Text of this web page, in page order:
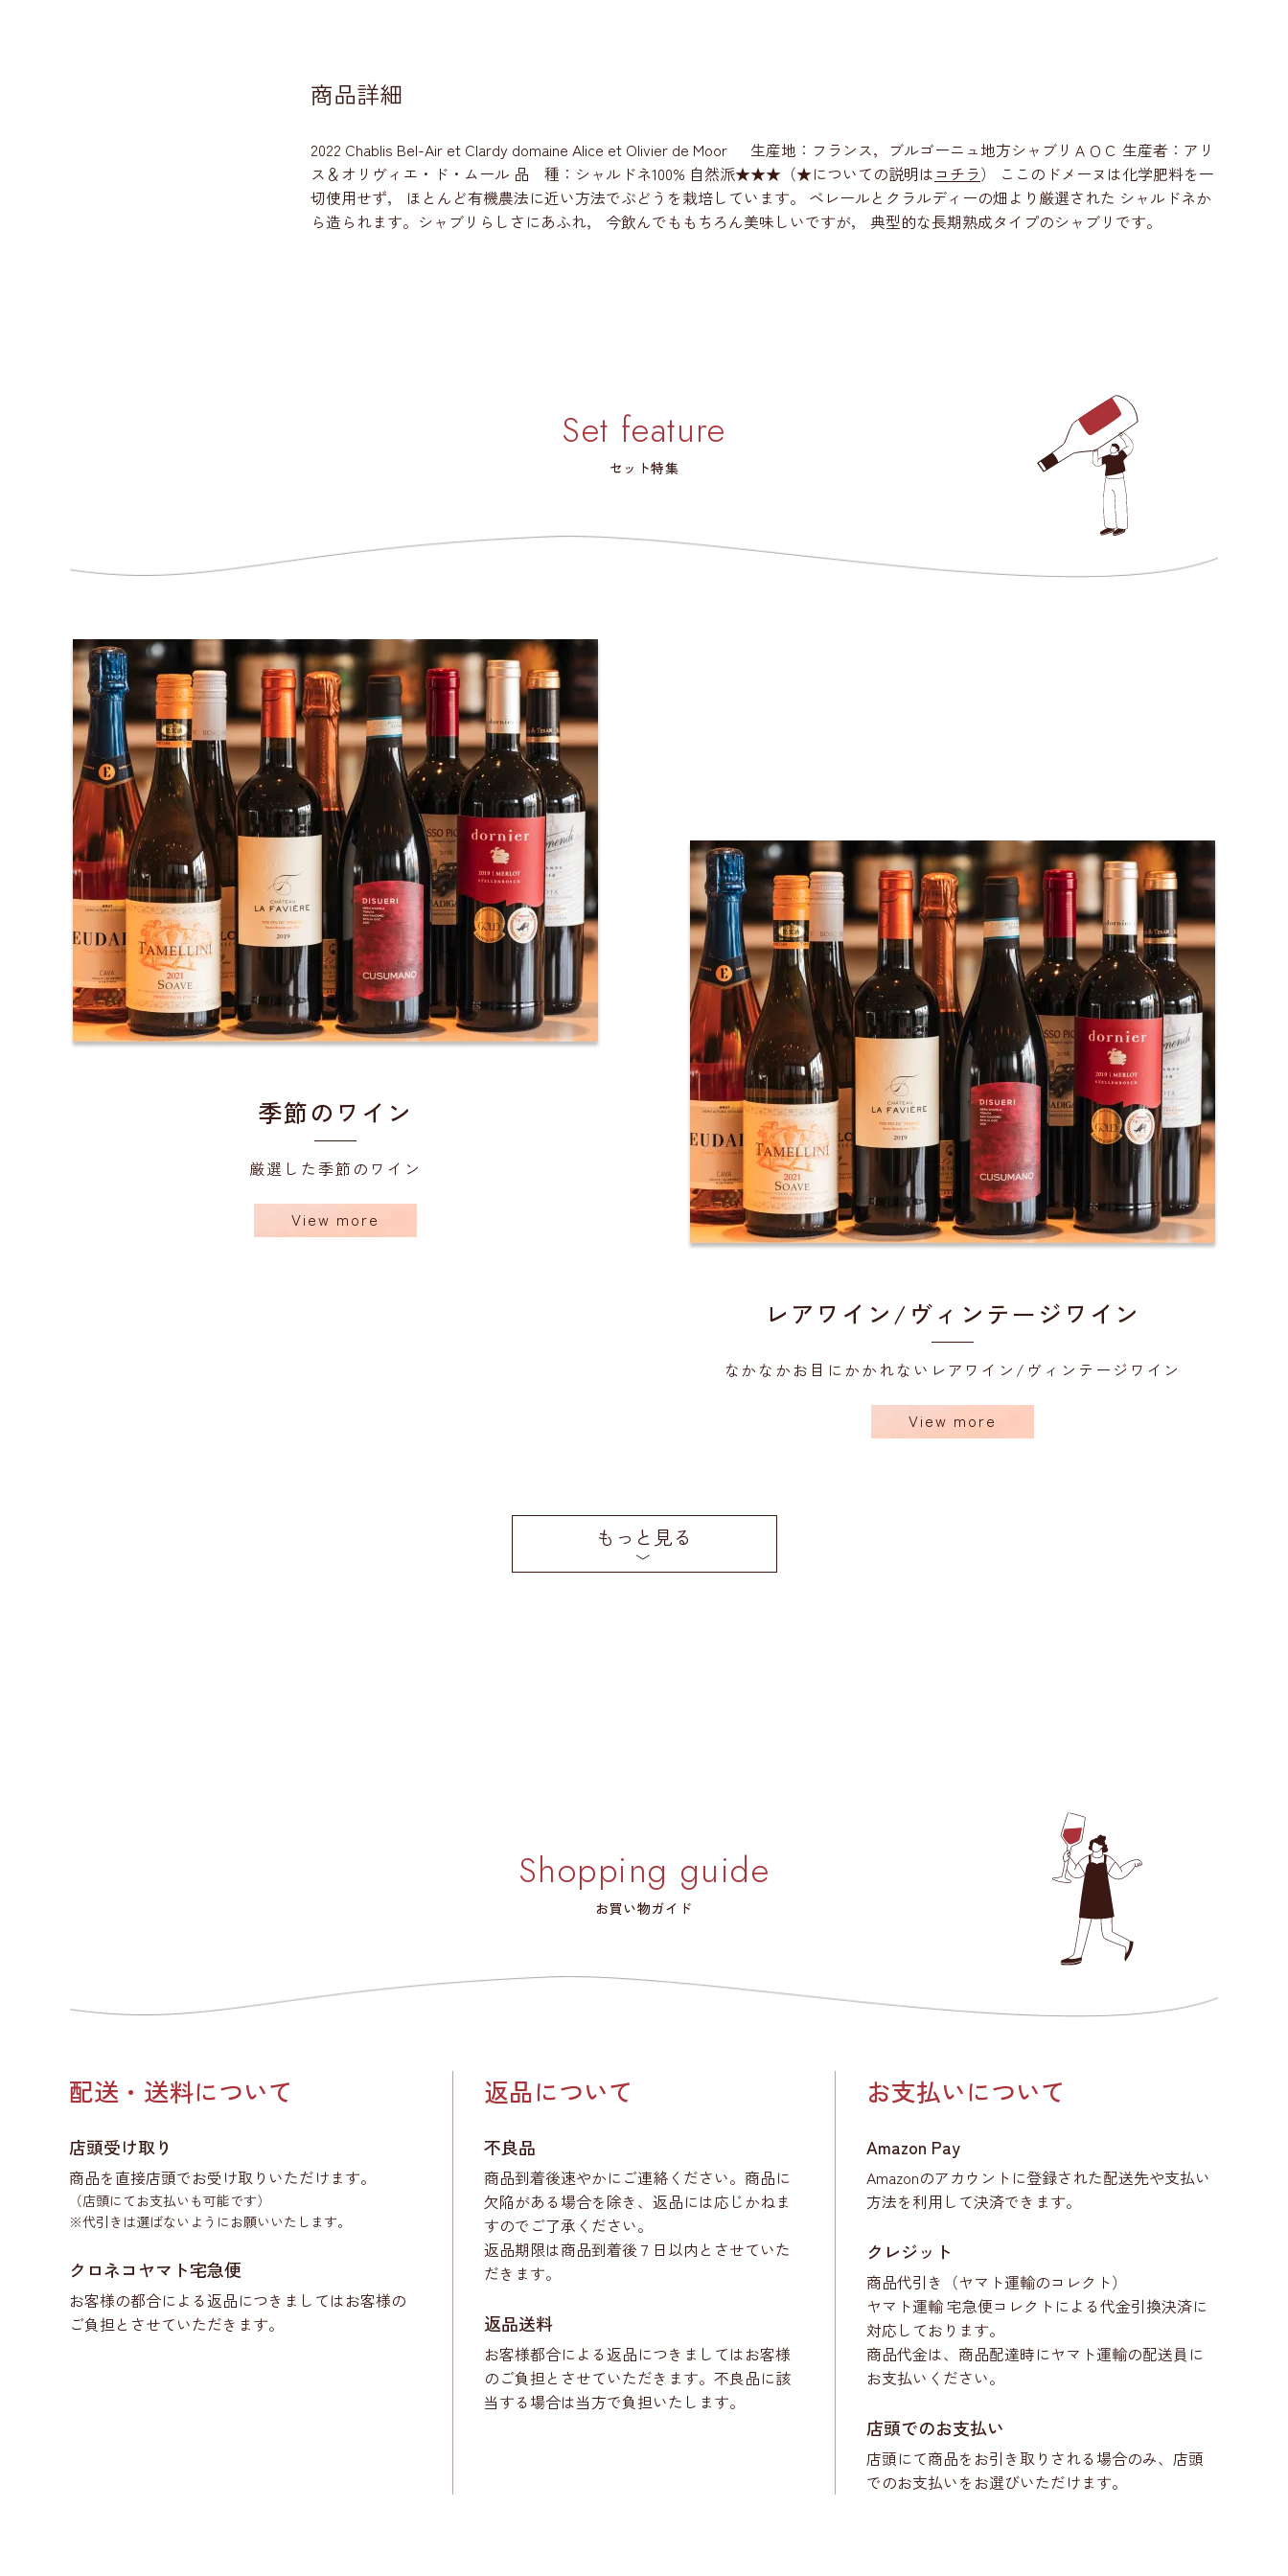
商品詳細
2022 Chablis Bel-Air et Clardy domaine Alice et Olivier de Moor 生産地：フランス，ブルゴーニュ地方シャブリＡＯＣ 生産者：アリ
ス＆オリヴィエ・ド・ムール 品 種：シャルドネ100% 自然派★★★（★についての説明はコチラ） ここのドメーヌは化学肥料を一
切使用せず， ほとんど有機農法に近い方法でぶどうを栽培しています。 ベレールとクラルディーの畑より厳選された シャルドネか
ら造られます。シャブリらしさにあふれ， 今飲んでももちろん美味しいですが， 典型的な長期熟成タイプのシャブリです。
Set feature
セット特集
季節のワイン
厳選した季節のワイン
View more
レアワイン/ヴィンテージワイン
なかなかお目にかかれない レアワイン/ヴィンテージワイン
View more
もっと見る
Shopping guide
お買い物ガイド
配送・送料について
店頭受け取り
商品を直接店頭でお受け取りいただけます。
（店頭にてお支払いも可能です）
※代引きは選ばないようにお願いいたします。
クロネコヤマト宅急便
お客様の都合による返品につきましてはお客様の
ご負担とさせていただきます。
返品について
不良品
商品到着後速やかにご連絡ください。商品に
欠陥がある場合を除き、返品には応じかねま
すのでご了承ください。
返品期限は商品到着後７日以内とさせていた
だきます。
返品送料
お客様都合による返品につきましてはお客様
のご負担とさせていただきます。不良品に該
当する場合は当方で負担いたします。
お支払いについて
Amazon Pay
Amazonのアカウントに登録された配送先や支払い
方法を利用して決済できます。
クレジット
商品代引き（ヤマト運輸のコレクト）
ヤマト運輸 宅急便コレクトによる代金引換決済に
対応しております。
商品代金は、商品配達時にヤマト運輸の配送員に
お支払いください。
店頭でのお支払い
店頭にて商品をお引き取りされる場合のみ、店頭
でのお支払いをお選びいただけます。